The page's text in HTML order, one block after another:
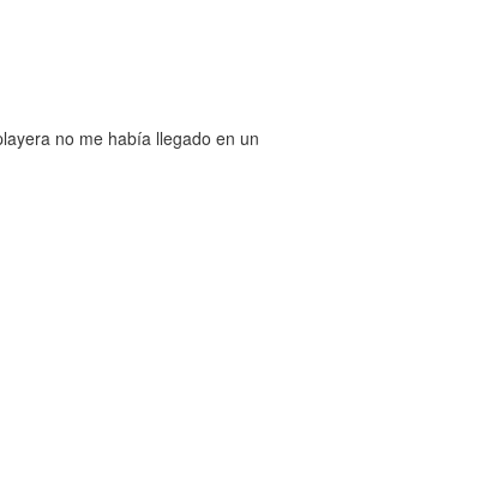
no me había llegado en un